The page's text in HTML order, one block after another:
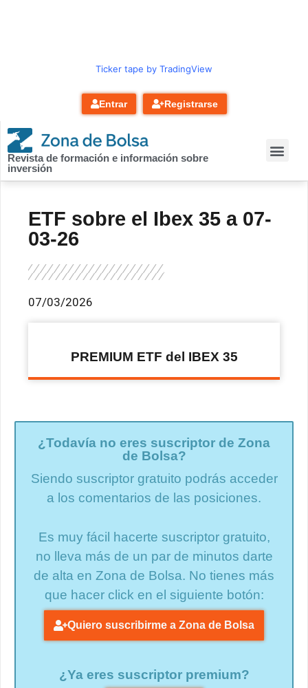
Ticker tape by TradingView
Entrar Registrarse
Revista de formación e información sobre
inversión
ETF sobre el Ibex 35 a 07-
03-26
07/03/2026
PREMIUM ETF del IBEX 35
¿Todavía no eres suscriptor de Zona
de Bolsa?
Siendo suscriptor gratuito podrás acceder
a los comentarios de las posiciones.
Es muy fácil hacerte suscriptor gratuito,
no lleva más de un par de minutos darte
de alta en Zona de Bolsa. No tienes más
que hacer click en el siguiente botón:
Quiero suscribirme a Zona de Bolsa
¿Ya eres suscriptor premium?